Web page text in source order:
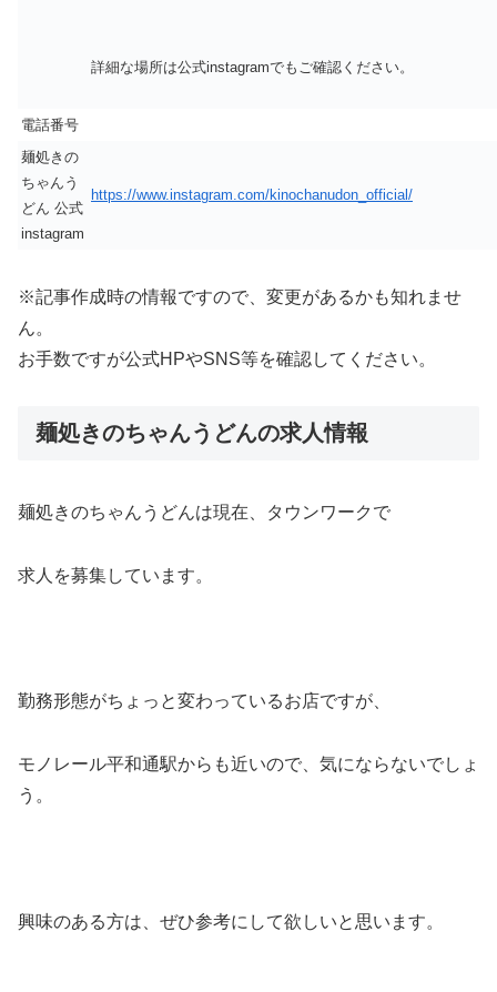
詳細な場所は公式instagramでもご確認ください。
電話番号
麺処きの
ちゃんう
どん 公式
instagram
https://www.instagram.com/kinochanudon_official/
※記事作成時の情報ですので、変更があるかも知れませ
ん。
お手数ですが公式HPやSNS等を確認してください。
麺処きのちゃんうどんの求人情報
麺処きのちゃんうどんは現在、タウンワークで
求人を募集しています。
勤務形態がちょっと変わっているお店ですが、
モノレール平和通駅からも近いので、気にならないでしょ
う。
興味のある方は、ぜひ参考にして欲しいと思います。